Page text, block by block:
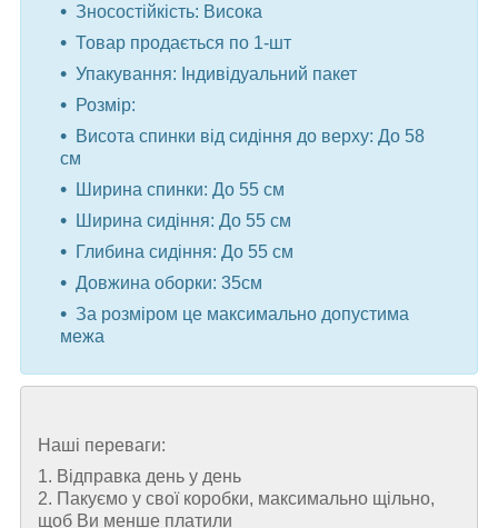
Зносостійкість: Висока
Товар продається по 1-шт
Упакування: Індивідуальний пакет
Розмір:
Висота спинки від сидіння до верху: До 58
см
Ширина спинки: До 55 см
Ширина сидіння: До 55 см
Глибина сидіння: До 55 см
Довжина оборки: 35см
За розміром це максимально допустима
межа
Наші переваги:
1. Відправка день у день
2. Пакуємо у свої коробки, максимально щільно,
щоб Ви менше платили